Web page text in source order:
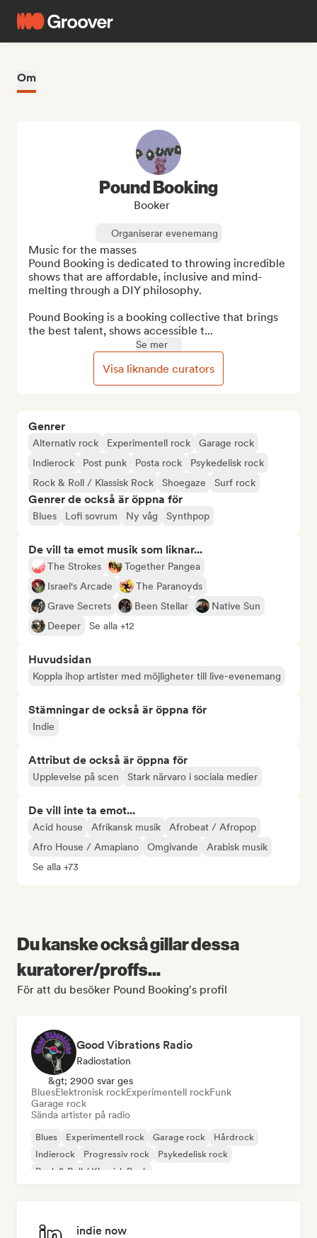
Om
Genrer
Alternativ rock Experimentell rock
Garage rock
Indierock
Post punk Posta rock
Psykedelisk rock
Rock & Roll / Klassisk Rock
Shoegaze Surf rock
Genrer de också är öppna för
Blues Lofi sovrum Ny våg Synthpop
De vill ta emot musik som liknar...
The Strokes
Together Pangea
Israel's Arcade
The Paranoyds
Grave Secrets
Been Stellar
Native Sun
Deeper
Se alla +12
Huvudsidan
Koppla ihop artister med möjligheter till live-evenemang
Stämningar de också är öppna för
Indie
Attribut de också är öppna för
Upplevelse på scen Stark närvaro i sociala medier
De vill inte ta emot...
Acid house Afrikansk musik
Afrobeat / Afropop
Afro House / Amapiano
Omgivande
Arabisk musik
Se alla +73
Pound Booking
Booker
Organiserar evenemang
Music for the masses
Pound Booking is dedicated to throwing incredible
shows that are affordable, inclusive and mind-
melting through a DIY philosophy.
Pound Booking is a booking collective that brings
the best talent, shows accessible t...
Se mer
Visa liknande curators
Du kanske också gillar dessa
kuratorer/proffs...
För att du besöker Pound Booking's profil
Good Vibrations Radio
Radiostation
&gt; 2900 svar ges
BluesElektronisk rockExperimentell rockFunk
Garage rock
Sända artister på radio
Blues Experimentell rock Garage rock
Hårdrock
Indierock
Progressiv rock
Psykedelisk rock
Rock & Roll / Klassisk Rock
indie now